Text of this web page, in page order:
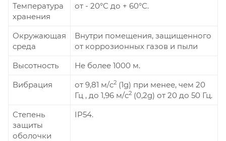
Температура
хранения
от - 20°С до + 60°С.
Окружающая
среда
Внутри помещения, защищенного
от коррозионных газов и пыли
Высотность
Не более 1000 м.
Вибрация
от 9,81 м/c2 (1g) при менее, чем 20
Гц , до 1,96 м/c2 (0,2g) от 20 до 50 Гц.
Степень
защиты
оболочки
IP54.